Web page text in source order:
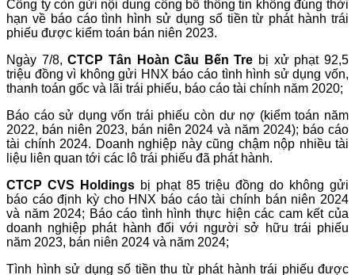
Công ty còn gửi nội dung công bố thông tin không đúng thời
hạn về báo cáo tình hình sử dụng số tiền từ phát hành trái
phiếu được kiểm toán bán niên 2023.
Ngày 7/8,CTCP Tân Hoàn Cầu Bến Tre bị xử phạt 92,5
triệu đồng vì không gửi HNX báo cáo tình hình sử dụng vốn,
thanh toán gốc và lãi trái phiếu, báo cáo tài chính năm 2020;
Báo cáo sử dụng vốn trái phiếu còn dư nợ (kiểm toán năm
2022, bán niên 2023, bán niên 2024 và năm 2024); báo cáo
tài chính 2024. Doanh nghiệp này cũng chậm nộp nhiều tài
liệu liên quan tới các lô trái phiếu đã phát hành.
CTCP CVS Holdingsbị phạt 85 triệu đồng do không gửi
báo cáo định kỳ cho HNX báo cáo tài chính bán niên 2024
và năm 2024; Báo cáo tình hình thực hiện các cam kết của
doanh nghiệp phát hành đối với người sở hữu trái phiếu
năm 2023, bán niên 2024 và năm 2024;
Tình hình sử dụng số tiền thu từ phát hành trái phiếu được